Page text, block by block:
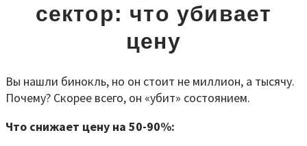
сектор: что убивает
цену
Вы нашли бинокль, но он стоит не миллион, а тысячу.
Почему? Скорее всего, он «убит» состоянием.
Что снижает цену на 50-90%: